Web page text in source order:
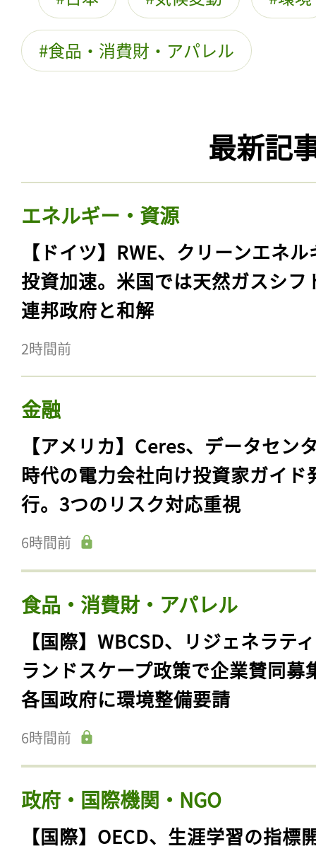
食品・消費財・アパレル
最新記
エネルギー・資源
【ドイツ】RWE、クリーンエネ
投資加速。米国では天然ガスシフ
連邦政府と和解
2時間前
金融
【アメリカ】Ceres、データセン
時代の電力会社向け投資家ガイド
行。3つのリスク対応重視
6時間前
食品・消費財・アパレル
【国際】WBCSD、リジェネラテ
ランドスケープ政策で企業賛同募
各国政府に環境整備要請
6時間前
政府・国際機関・NGO
【国際】OECD、生涯学習の指標